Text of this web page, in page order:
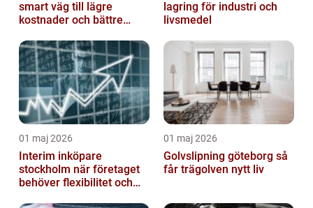
smart väg till lägre
kostnader och bättre
lagring för industri och
livsmedel
01 maj 2026
Interim inköpare
stockholm när företaget
behöver flexibilitet och
01 maj 2026
Golvslipning göteborg så
får trägolven nytt liv